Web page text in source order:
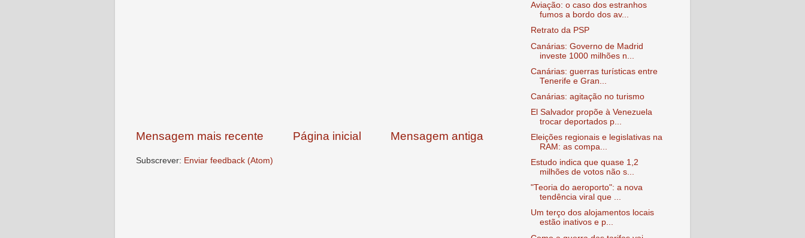
Mensagem mais recente Mensagem antiga
Página inicial
Subscrever: Enviar feedback (Atom)
Aviação: o caso dos estranhos
fumos a bordo dos av...
Retrato da PSP
Canárias: Governo de Madrid
investe 1000 milhões n...
Canárias: guerras turísticas entre
Tenerife e Gran...
Canárias: agitação no turismo
El Salvador propõe à Venezuela
trocar deportados p...
Eleições regionais e legislativas na
RAM: as compa...
Estudo indica que quase 1,2
milhões de votos não s...
"Teoria do aeroporto": a nova
tendência viral que ...
Um terço dos alojamentos locais
estão inativos e p...